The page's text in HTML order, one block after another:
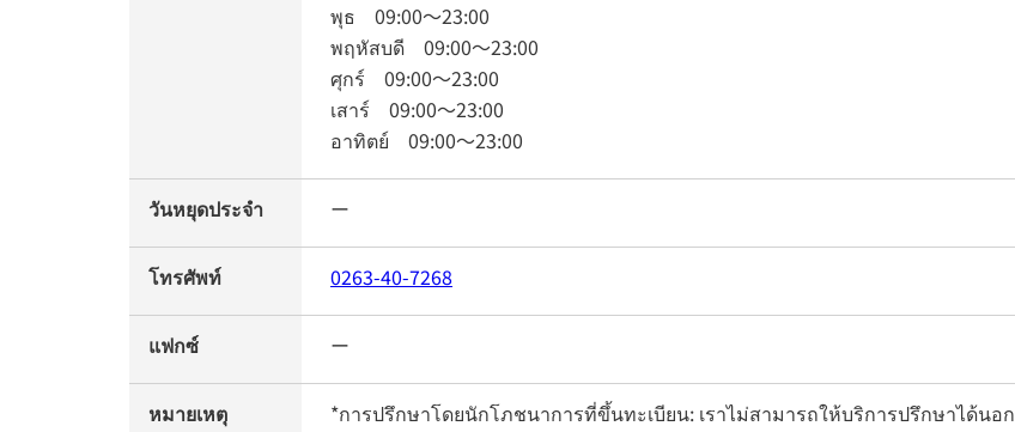
พุธ 09:00～23:00
พฤหัสบดี 09:00～23:00
ศุกร์ 09:00～23:00
เสาร์ 09:00～23:00
อาทิตย์ 09:00～23:00
วันหยุดประจำ ー
โทรศัพท์ 0263-40-7268
แฟกซ์ ー
หมายเหตุ
*การปรึกษาโดยนักโภชนาการที่ขึ้นทะเบียน: เราไม่สามารถให้บริการปรึกษาได้นอก